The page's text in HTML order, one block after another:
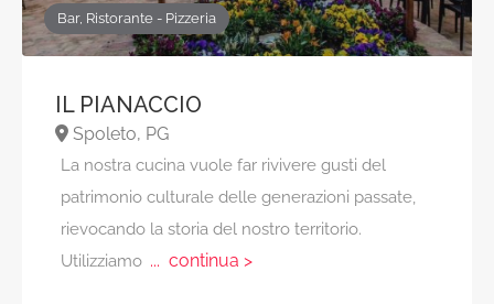
Bar, Ristorante - Pizzeria
IL PIANACCIO
Spoleto, PG
La nostra cucina vuole far rivivere gusti del
patrimonio culturale delle generazioni passate,
rievocando la storia del nostro territorio.
Utilizziamo... continua >